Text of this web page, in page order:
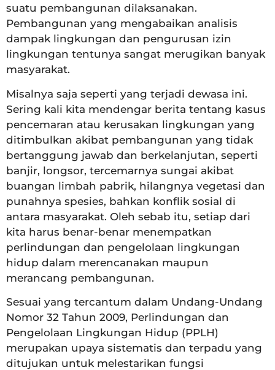
suatu pembangunan dilaksanakan.
Pembangunan yang mengabaikan analisis
dampak lingkungan dan pengurusan izin
lingkungan tentunya sangat merugikan banyak
masyarakat.
Misalnya saja seperti yang terjadi dewasa ini.
Sering kali kita mendengar berita tentang kasus
pencemaran atau kerusakan lingkungan yang
ditimbulkan akibat pembangunan yang tidak
bertanggung jawab dan berkelanjutan, seperti
banjir, longsor, tercemarnya sungai akibat
buangan limbah pabrik, hilangnya vegetasi dan
punahnya spesies, bahkan konflik sosial di
antara masyarakat. Oleh sebab itu, setiap dari
kita harus benar-benar menempatkan
perlindungan dan pengelolaan lingkungan
hidup dalam merencanakan maupun
merancang pembangunan.
Sesuai yang tercantum dalam Undang-Undang
Nomor 32 Tahun 2009, Perlindungan dan
Pengelolaan Lingkungan Hidup (PPLH)
merupakan upaya sistematis dan terpadu yang
ditujukan untuk melestarikan fungsi